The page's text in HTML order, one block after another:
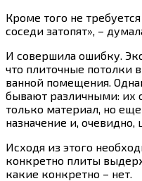
Кроме того не
соседи затопят», –
И совершила ошибку.
что плиточные потолки
ванной помещения.
бывают различными: их
только материал, но
назначение и, очевидно,
Исходя из этого
конкретно плиты
какие конкретно – нет.